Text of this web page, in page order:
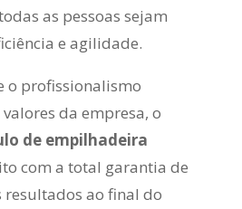
as pessoas sejam
e agilidade.
o profissionalismo
da empresa, o
de empilhadeira
com a total garantia de
resultados ao final do